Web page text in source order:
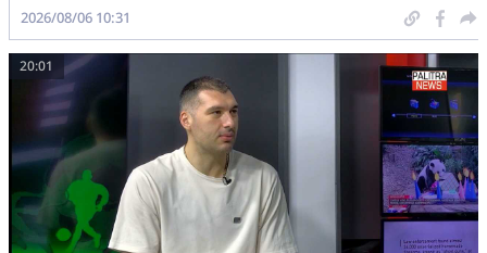
2026/08/06 10:31
20:01